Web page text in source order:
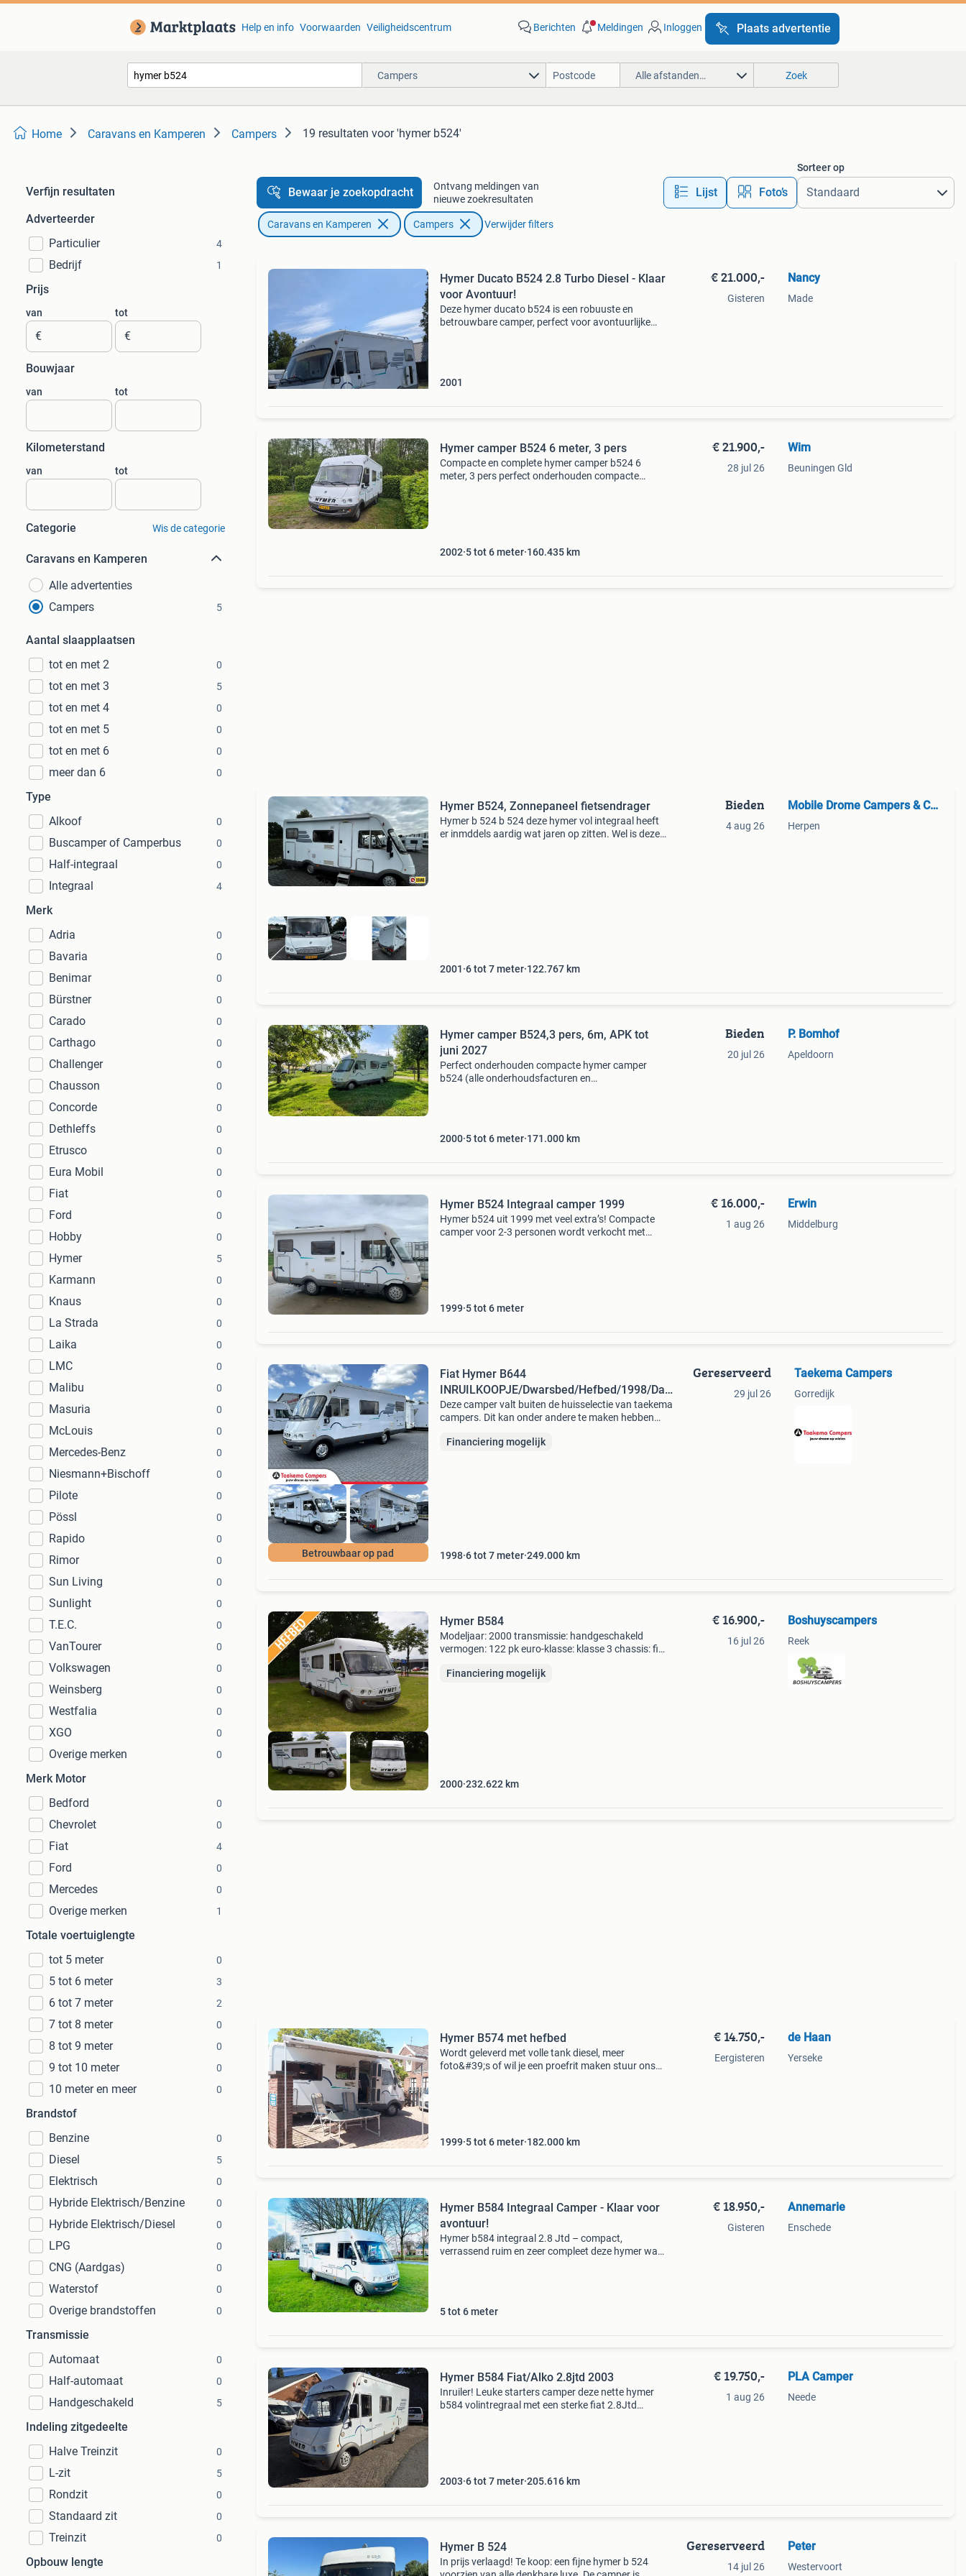
Help en info Voorwaarden Veiligheidscentrum Berichten Meldingen Inloggen Plaats advertentie
Campers Alle afstanden… Zoek
Home Caravans en Kamperen Campers 19 resultaten voor 'hymer b524'
Verfijn resultaten
Adverteerder
Particulier
4
Bedrijf 1
Prijs
van
€
tot
€
Bouwjaar
van tot
Kilometerstand
van tot
Categorie Wis de categorie
Caravans en Kamperen
Alle advertenties
Campers
5
Aantal slaapplaatsen
tot en met 2
0
tot en met 3 5
tot en met 4 0
tot en met 5 0
tot en met 6 0
meer dan 6 0
Type
Alkoof
0
Buscamper of Camperbus 0
Half-integraal 0
Integraal 4
Merk
Adria
0
Bavaria 0
Benimar 0
Bürstner 0
Carado 0
Carthago 0
Challenger 0
Chausson 0
Concorde 0
Dethleffs 0
Etrusco 0
Eura Mobil 0
Fiat 0
Ford 0
Hobby 0
Hymer 5
Karmann 0
Knaus 0
La Strada 0
Laika 0
LMC 0
Malibu 0
Masuria 0
McLouis 0
Mercedes-Benz 0
Niesmann+Bischoff 0
Pilote 0
Pössl 0
Rapido 0
Rimor 0
Sun Living 0
Sunlight 0
T.E.C. 0
VanTourer 0
Volkswagen 0
Weinsberg 0
Westfalia 0
XGO 0
Overige merken 0
Merk Motor
Bedford
0
Chevrolet 0
Fiat 4
Ford 0
Mercedes 0
Overige merken 1
Totale voertuiglengte
tot 5 meter
0
5 tot 6 meter 3
6 tot 7 meter 2
7 tot 8 meter 0
8 tot 9 meter 0
9 tot 10 meter 0
10 meter en meer 0
Brandstof
Benzine
0
Diesel 5
Elektrisch 0
Hybride Elektrisch/Benzine 0
Hybride Elektrisch/Diesel 0
LPG 0
CNG (Aardgas) 0
Waterstof 0
Overige brandstoffen 0
Transmissie
Automaat
0
Half-automaat 0
Handgeschakeld 5
Indeling zitgedeelte
Halve Treinzit
0
L-zit 5
Rondzit 0
Standaard zit 0
Treinzit 0
Opbouw lengte
Bewaar je zoekopdracht
Ontvang meldingen van
nieuwe zoekresultaten
Lijst Foto’s
Sorteer op
Caravans en Kamperen Campers Verwijder filters
Hymer Ducato B524 2.8 Turbo Diesel - Klaar
voor Avontuur!
Deze hymer ducato b524 is een robuuste en
betrouwbare camper, perfect voor avontuurlijke
2001
€ 21.000,-
Gisteren
Nancy
Made
Hymer camper B524 6 meter, 3 pers
Compacte en complete hymer camper b524 6
meter, 3 pers perfect onderhouden compacte
2002 5 tot 6 meter 160.435 km
€ 21.900,-
28 jul 26
Wim
Beuningen Gld
Hymer B524, Zonnepaneel fietsendrager
Hymer b 524 b 524 deze hymer vol integraal heeft
er inmddels aardig wat jaren op zitten. Wel is deze
2001 6 tot 7 meter 122.767 km
Bieden
4 aug 26
Mobile Drome Campers & Caravans Herpen
Herpen
Hymer camper B524,3 pers, 6m, APK tot
juni 2027
Perfect onderhouden compacte hymer camper
b524 (alle onderhoudsfacturen en
2000 5 tot 6 meter 171.000 km
Bieden
20 jul 26
P. Bomhof
Apeldoorn
Hymer B524 Integraal camper 1999
Hymer b524 uit 1999 met veel extra’s! Compacte
camper voor 2-3 personen wordt verkocht met
1999 5 tot 6 meter
€ 16.000,-
1 aug 26
Erwin
Middelburg
Betrouwbaar op pad
Fiat Hymer B644
INRUILKOOPJE/Dwarsbed/Hefbed/1998/Dak-
airco
Deze camper valt buiten de huisselectie van taekema
campers. Dit kan onder andere te maken hebben
afwijkingen - gebruikssporen daarom kunnen wij
Financiering mogelijk
1998 6 tot 7 meter 249.000 km
Gereserveerd
29 jul 26
Taekema Campers
Gorredijk
Hymer B584
Modeljaar: 2000 transmissie: handgeschakeld
vermogen: 122 pk euro-klasse: klasse 3 chassis: fiat
Totale lengte: 600 cm. Stahoogte: 200 cm. Totale
Financiering mogelijk
2000 232.622 km
€ 16.900,-
16 jul 26
Boshuyscampers
Reek
Hymer B574 met hefbed
Wordt geleverd met volle tank diesel, meer
foto&#39;s of wil je een proefrit maken stuur ons
1999 5 tot 6 meter 182.000 km
€ 14.750,-
Eergisteren
de Haan
Yerseke
Hymer B584 Integraal Camper - Klaar voor
avontuur!
Hymer b584 integraal 2.8 Jtd – compact,
verrassend ruim en zeer compleet deze hymer was
5 tot 6 meter
€ 18.950,-
Gisteren
Annemarie
Enschede
Hymer B584 Fiat/Alko 2.8jtd 2003
Inruiler! Leuke starters camper deze nette hymer
b584 volintregraal met een sterke fiat 2.8Jtd
2003 6 tot 7 meter 205.616 km
€ 19.750,-
1 aug 26
PLA Camper
Neede
Hymer B 524
In prijs verlaagd! Te koop: een fijne hymer b 524
Gereserveerd
14 jul 26
Peter
Westervoort